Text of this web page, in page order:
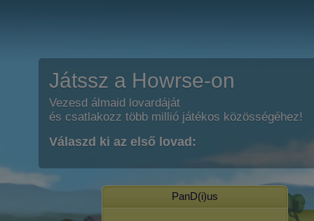
Játssz a Howrse-on
Vezesd álmaid lovardáját
és csatlakozz több millió játékos közösségéhez!
Válaszd ki az első lovad:
PanD(i)us